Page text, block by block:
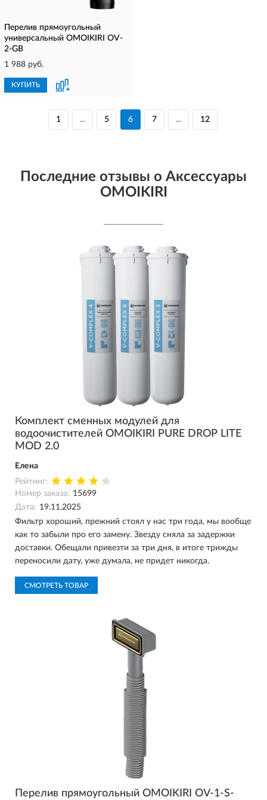
Перелив прямоугольный
универсальный OMOIKIRI OV-
2-GB
1 988 руб.
КУПИТЬ
1 ... 5 6 7 ... 12
Последние отзывы о Аксессуары
OMOIKIRI
Комплект сменных модулей для
водоочистителей OMOIKIRI PURE DROP LITE
MOD 2.0
Елена
Рейтинг:
Номер заказа: 15699
Дата: 19.11.2025
Фильтр хороший, прежний стоял у нас три года, мы вообще
как то забыли про его замену. Звезду сняла за задержки
доставки. Обещали привезти за три дня, в итоге трижды
переносили дату, уже думала, не придет никогда.
СМОТРЕТЬ ТОВАР
Перелив прямоугольный OMOIKIRI OV-1-S-